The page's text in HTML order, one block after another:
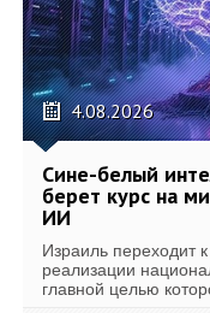
4.08.2026
Сине-белый
берет курс на
ИИ
Израиль переходит
реализации
главной целью